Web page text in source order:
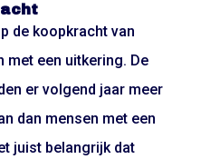
de koopkracht van
met een uitkering. De
er volgend jaar meer
dan mensen met een
juist belangrijk dat